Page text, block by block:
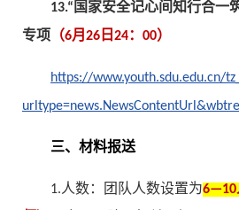
13.“国家安全记心间知行合一
专项 （6月26日24：00）
https://www.youth.sdu.edu.cn/
三、材料报送
1.人数：团队人数设置为6—10